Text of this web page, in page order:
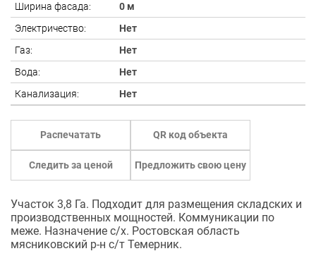
Ширина фасада:
0 м
Электричество:
Нет
Газ:
Нет
Вода:
Нет
Канализация:
Нет
Распечатать QR код объекта
Следить за ценой Предложить свою цену
Участок 3,8 Га. Подходит для размещения складских и
производственных мощностей. Коммуникации по
меже. Назначение с/х. Ростовская область
мясниковский р-н с/т Темерник.